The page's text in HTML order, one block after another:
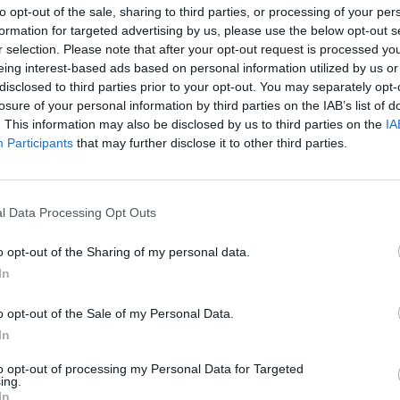
opt-out of the sale, sharing to third parties, or processing of your
for targeted advertising by us, please use the below opt-out
selection. Please note that after your opt-out request is processed
interest-based ads based on personal information utilized by us
to third parties prior to your opt-out. You may separately
of your personal information by third parties on the IAB’s list of
This information may also be disclosed by us to third parties on the
Participants that may further disclose it to other third parties.
Data Processing Opt Outs
opt-out of the Sharing of my personal data.
opt-out of the Sale of my Personal Data.
opt-out of processing my Personal Data for Targeted
in contatto con i propri amici e cari, e questo non cambierà. Ma, come
modi per poter comunicare con le *imprese* che
di terze parti e spam. Che si tratti di ricevere informazioni dalla
notifiche da una compagnia aerea su un volo in ritardo, molti di
o telefonate. Vogliamo testare queste funzionalità nei prossimi mesi,
sulla privacy.
implementato la crittografia end-to-end. Quando tu e le persone
i messaggi vengono crittografati per impostazione predefinita, il
se ci coordineremo maggiormente con Facebook nei mesi a venire, i
Né WhatsApp, né Facebook, né nessun altro. Non invieremo
incluso, e continueremo a non vendere, condividere, o dare il
in grado di fare cose come monitorare i parametri di base su ogni